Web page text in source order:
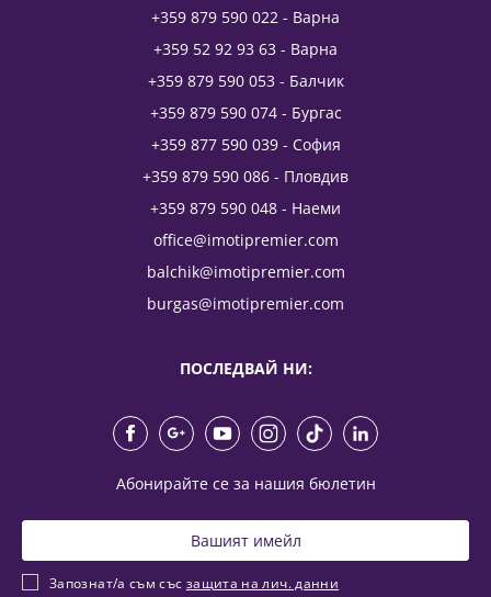
+359 879 590 022 - Варна
+359 52 92 93 63 - Варна
+359 879 590 053 - Балчик
+359 879 590 074 - Бургас
+359 877 590 039 - София
+359 879 590 086 - Пловдив
+359 879 590 048 - Наеми
office@imotipremier.com
balchik@imotipremier.com
burgas@imotipremier.com
ПОСЛЕДВАЙ НИ:
Абонирайте се за нашия бюлетин
Запознат/а съм със защита на лич. данни